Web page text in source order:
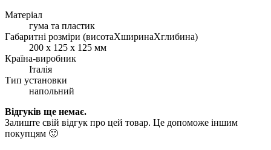
Матеріал
гума та пластик
Габаритні розміри (висотаХширинаХглибина)
200 x 125 x 125 мм
Країна-виробник
Італія
Тип установки
напольний
Відгуків ще немає.
Залиште свій відгук про цей товар. Це допоможе іншим
покупцям 🙂